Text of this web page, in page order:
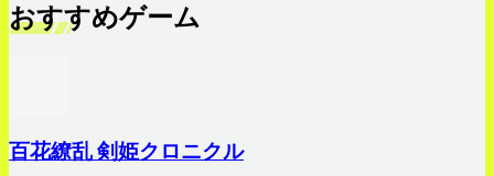
おすすめゲーム
百花繚乱 剣姫クロニクル